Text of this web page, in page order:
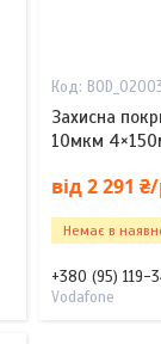
Захисна
10мкм
від 2 291
Немає в
+380 (95) 119-
Vodafone